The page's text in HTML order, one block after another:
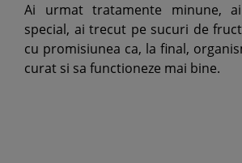
Ai urmat tratamente minune,
special, ai trecut pe sucuri de
cu promisiunea ca, la final,
curat si sa functioneze mai bine.